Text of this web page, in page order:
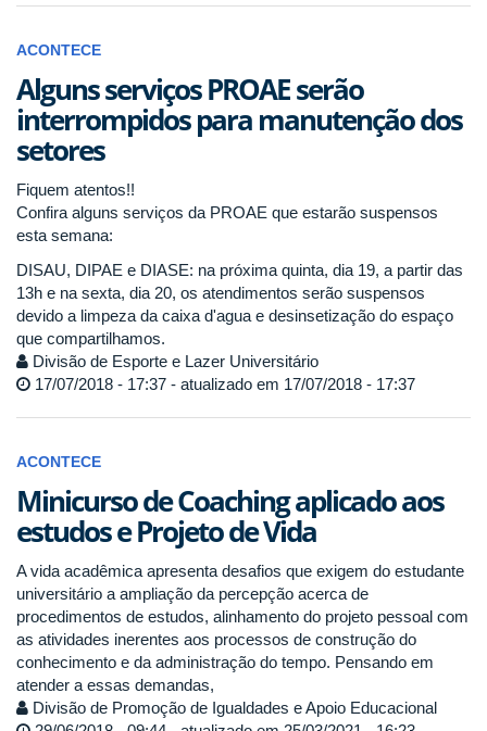
ACONTECE
Alguns serviços PROAE serão
interrompidos para manutenção dos
setores
Fiquem atentos!!
Confira alguns serviços da PROAE que estarão suspensos
esta semana:
DISAU, DIPAE e DIASE: na próxima quinta, dia 19, a partir das
13h e na sexta, dia 20, os atendimentos serão suspensos
devido a limpeza da caixa d'agua e desinsetização do espaço
que compartilhamos.
Divisão de Esporte e Lazer Universitário
17/07/2018 - 17:37 - atualizado em 17/07/2018 - 17:37
ACONTECE
Minicurso de Coaching aplicado aos
estudos e Projeto de Vida
A vida acadêmica apresenta desafios que exigem do estudante
universitário a ampliação da percepção acerca de
procedimentos de estudos, alinhamento do projeto pessoal com
as atividades inerentes aos processos de construção do
conhecimento e da administração do tempo. Pensando em
atender a essas demandas,
Divisão de Promoção de Igualdades e Apoio Educacional